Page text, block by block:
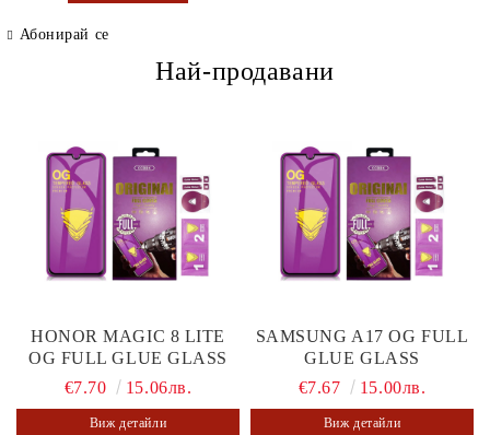
Абонирай се
Най-продавани
HONOR MAGIC 8 LITE
OG FULL GLUE GLASS
€7.70
15.06лв.
Виж детайли
SAMSUNG A17 OG FULL
GLUE GLASS
€7.67
15.00лв.
Виж детайли